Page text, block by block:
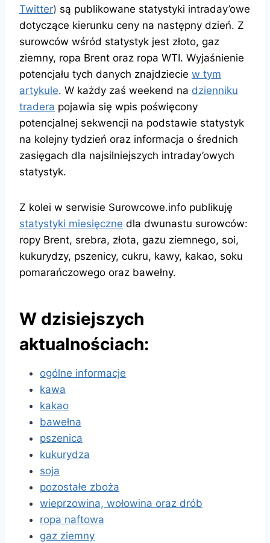
Twitter) są publikowane statystyki intraday’owe
dotyczące kierunku ceny na następny dzień. Z
surowców wśród statystyk jest złoto, gaz
ziemny, ropa Brent oraz ropa WTI. Wyjaśnienie
potencjału tych danych znajdziecie w tym
artykule. W każdy zaś weekend na dzienniku
tradera pojawia się wpis poświęcony
potencjalnej sekwencji na podstawie statystyk
na kolejny tydzień oraz informacja o średnich
zasięgach dla najsilniejszych intraday’owych
statystyk.
Z kolei w serwisie Surowcowe.info publikuję
statystyki miesięczne dla dwunastu surowców:
ropy Brent, srebra, złota, gazu ziemnego, soi,
kukurydzy, pszenicy, cukru, kawy, kakao, soku
pomarańczowego oraz bawełny.
W dzisiejszych
aktualnościach:
ogólne informacje
kawa
kakao
bawełna
pszenica
kukurydza
soja
pozostałe zboża
wieprzowina, wołowina oraz drób
ropa naftowa
gaz ziemny